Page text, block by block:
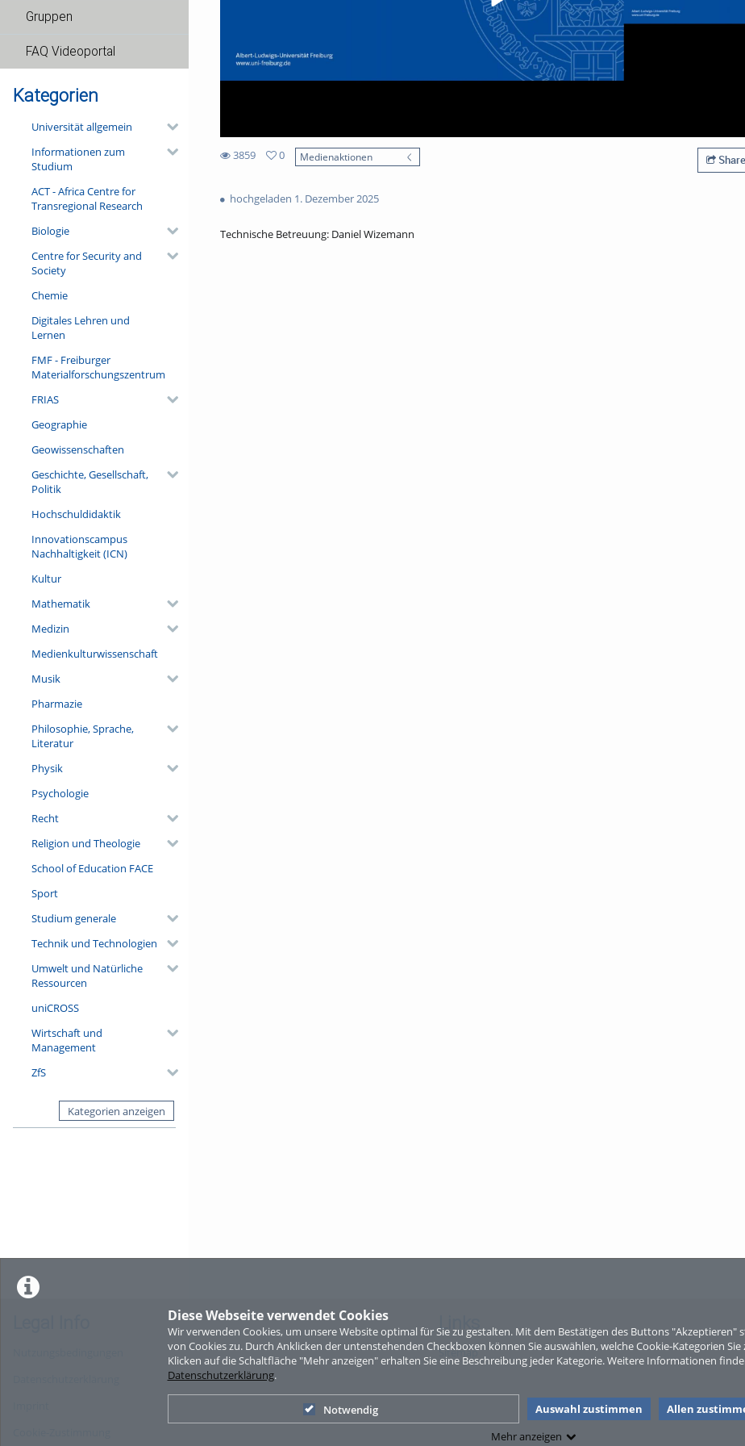
Diese Webseite verwendet Cookies
Wir verwenden Cookies, um unsere Website optimal für Sie zu gestalten. Mit dem Bestätigen des Buttons "Akzeptieren"
von Cookies zu. Durch Anklicken der untenstehenden Checkboxen können Sie auswählen, welche Cookie-Kategorien
Klicken auf die Schaltfläche "Mehr anzeigen" erhalten Sie eine Beschreibung jeder Kategorie. Weitere Informationen
Datenschutzerklärung.
Notwendig Auswahl zustimmen
Allen
Mehr anzeigen
Gruppen
FAQ Videoportal
Kategorien
Universität allgemein
Informationen zum
Studium
ACT - Africa Centre for
Transregional Research
Biologie
Centre for Security and
Society
Chemie
Digitales Lehren und
Lernen
FMF - Freiburger
Materialforschungszentrum
FRIAS
Geographie
Geowissenschaften
Geschichte, Gesellschaft,
Politik
Hochschuldidaktik
Innovationscampus
Nachhaltigkeit (ICN)
Kultur
Mathematik
Medizin
Medienkulturwissenschaft
Musik
Pharmazie
Philosophie, Sprache,
Literatur
Physik
Psychologie
Recht
Religion und Theologie
School of Education FACE
Sport
Studium generale
Technik und Technologien
Umwelt und Natürliche
Ressourcen
uniCROSS
Wirtschaft und
Management
ZfS
Kategorien anzeigen
3859
views
0
Medienaktionen Share
hochgeladen 1. Dezember 2025
Technische Betreuung: Daniel Wizemann
Links
Sitemap